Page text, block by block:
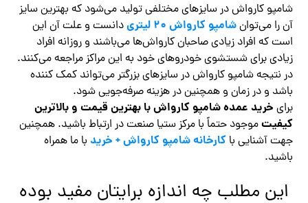
شامپو کارواش در سایزهای مختلفی تولید می‌شود که بهترین سایز
آن را می‌توانشامپو کارواش ۲۰ لیتری
دانست و علت آن این
است که افراد زیادی صاحبان کارواش‌ها می‌باشند و روزانه افراد
زیادی برای شستشوی خودروهای خود به این مراکز مراجعه می‌کنند.
در نتیجه شامپو کارواش در سایزهای بزرگتر می‌تواند کمک کننده
باشد و در زمان و همچنین در هزینه صرفه‌جویی شود.
برای خرید عمده شامپو کارواش با بهترین قیمت و بالاترین
کیفیتموجود حتماً با مرکز ستیا صنعت در ارتباط باشید. همچنین
جهت آشنایی باکارخانه شامپو کارواش + خرید با ما همراه
باشید.
این مطلب چه اندازه برایتان مفید بوده